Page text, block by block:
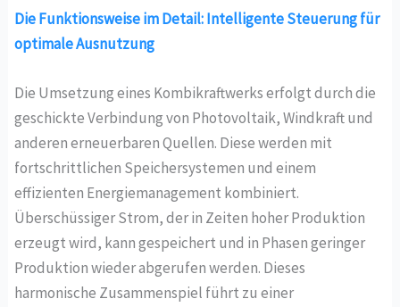
Die Funktionsweise im Detail: Intelligente Steuerung für
optimale Ausnutzung
Die Umsetzung eines Kombikraftwerks erfolgt durch die
geschickte Verbindung von Photovoltaik, Windkraft und
anderen erneuerbaren Quellen. Diese werden mit
fortschrittlichen Speichersystemen und einem
effizienten Energiemanagement kombiniert.
Überschüssiger Strom, der in Zeiten hoher Produktion
erzeugt wird, kann gespeichert und in Phasen geringer
Produktion wieder abgerufen werden. Dieses
harmonische Zusammenspiel führt zu einer